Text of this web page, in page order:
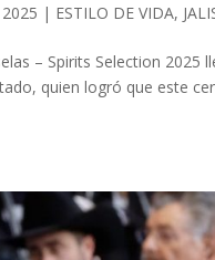
| ESTILO DE VIDA,
– Spirits Selection 2025
quien logró que este